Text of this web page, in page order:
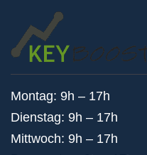
Montag: 9h – 17h
Dienstag: 9h – 17h
Mittwoch: 9h – 17h